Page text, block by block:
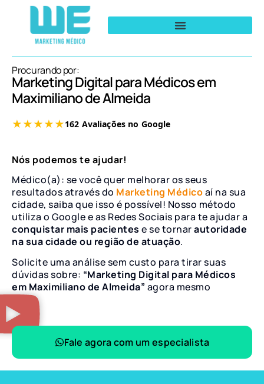
Procurando por:
Marketing Digital para Médicos em
Maximiliano de Almeida
Nós podemos te ajudar!
Médico(a): se você quer melhorar os seus
resultados através do Marketing Médicoaí na sua
cidade, saiba que isso é possível! Nosso método
utiliza o Google e as Redes Sociais para te ajudar a
conquistar mais pacientes e se tornarautoridade
na sua cidade ou região de atuação.
Solicite uma análise sem custo para tirar suas
dúvidas sobre: “Marketing Digital para Médicos
em Maximiliano de Almeida” agora mesmo
Fale agora com um especialista